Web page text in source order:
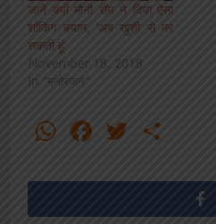
जानें क्यों मौनी रॉय ने दिया ऐसा
शॉकिंग बयान, ‘अब खुशी से मर
सकती हूं’
November 18, 2018
In "मनोरंजन"
WhatsApp
Facebook
Twitter